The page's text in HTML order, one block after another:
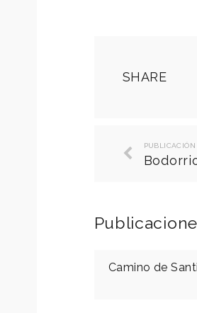
SHARE
PUBLICACIÓN
Camino de